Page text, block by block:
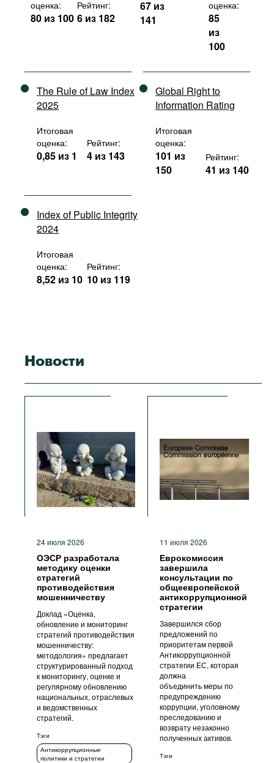
оценка:
80 из 100
Рейтинг:
6 из 182
67 из
141
оценка:
85
из
100
The Rule of Law Index
2025
Итоговая
оценка:
0,85 из 1
Рейтинг:
4 из 143
Global Right to
Information Rating
Итоговая
оценка:
101 из
150
Рейтинг:
41 из 140
Index of Public Integrity
2024
Итоговая
оценка:
8,52 из 10
Рейтинг:
10 из 119
Новости
24 июля 2026
ОЭСР разработала
методику оценки
стратегий
противодействия
мошенничеству
Доклад «Оценка,
обновление и мониторинг
стратегий противодействия
мошенничеству:
методология» предлагает
структурированный подход
к мониторингу, оценке и
регулярному обновлению
национальных, отраслевых
и ведомственных
стратегий.
Тэги
Антикоррупционные
политики и стратегии
11 июля 2026
Еврокомиссия
завершила
консультации по
общеевропейской
антикоррупционной
стратегии
Завершился сбор
предложений по
приоритетам первой
Антикоррупционной
стратегии ЕС, которая
должна
объединить меры по
предупреждению
коррупции, уголовному
преследованию и
возврату незаконно
полученных активов.
Тэги